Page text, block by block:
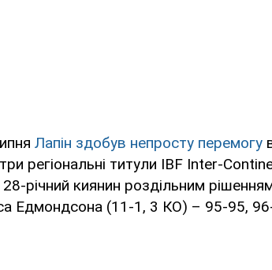
Лапін здобув непросту перемогу
регіональні титули IBF Inter-
річний киянин роздільним
Едмондсона (11-1, 3 КО) – 95-95,